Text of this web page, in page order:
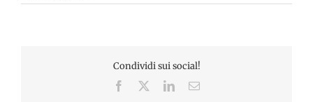
Condividi sui social!
Facebook LinkedInEmail